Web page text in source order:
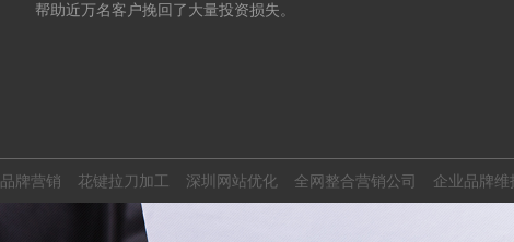
帮助近万名客户挽回了大量投资损失。
品牌营销 花键拉刀加工 深圳网站优化 全网整合营销公司 企业品牌维